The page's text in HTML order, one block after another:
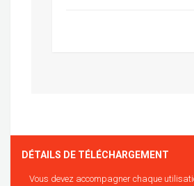
DÉTAILS DE TÉLÉCHARGEMENT
Vous devez accompagner chaque